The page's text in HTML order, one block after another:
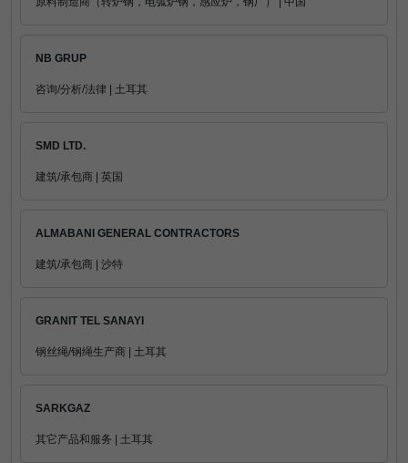
NB GRUP
咨询/分析/法律 | 土耳其
SMD LTD.
建筑/承包商 | 英国
ALMABANI GENERAL CONTRACTORS
建筑/承包商 | 沙特
GRANIT TEL SANAYI
钢丝绳/钢绳生产商 | 土耳其
SARKGAZ
其它产品和服务 | 土耳其